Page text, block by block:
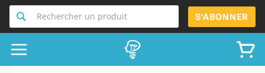
Rechercher un produit S'ABONNER